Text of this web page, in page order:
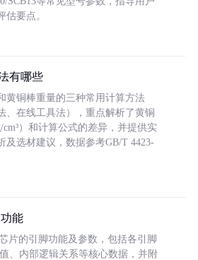
估要点。
有哪些
黄铜棒重量的三种常用计算方法
、在线工具法），重点解析了黄铜
）和计算公式的差异，并提供实
及选材建议，数据参考GB/T 4423-
能
片的引脚功能及参数，包括各引脚
、内部逻辑关系等核心数据，并附